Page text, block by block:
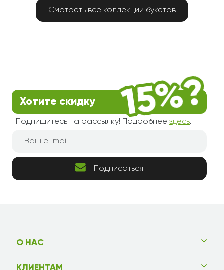
Смотреть все коллекции букетов
Хотите скидку
Подпишитесь на рассылку! Подробнее здесь.
Подписаться
О НАС
КЛИЕНТАМ